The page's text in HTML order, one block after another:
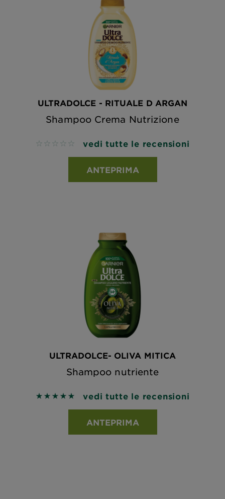
ULTRADOLCE - RITUALE D ARGAN
Shampoo Crema Nutrizione
No reviews vedi tutte le recensioni
ANTEPRIMA
ULTRADOLCE- OLIVA MITICA
Shampoo nutriente
5 out of 5 stars based on reviews
vedi tutte le recensioni
ANTEPRIMA